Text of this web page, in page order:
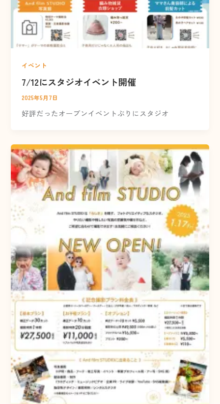
イベント
7/12にスタジオイベント開催
2025年5月7日
好評だったオープンイベントぶりにスタジオ